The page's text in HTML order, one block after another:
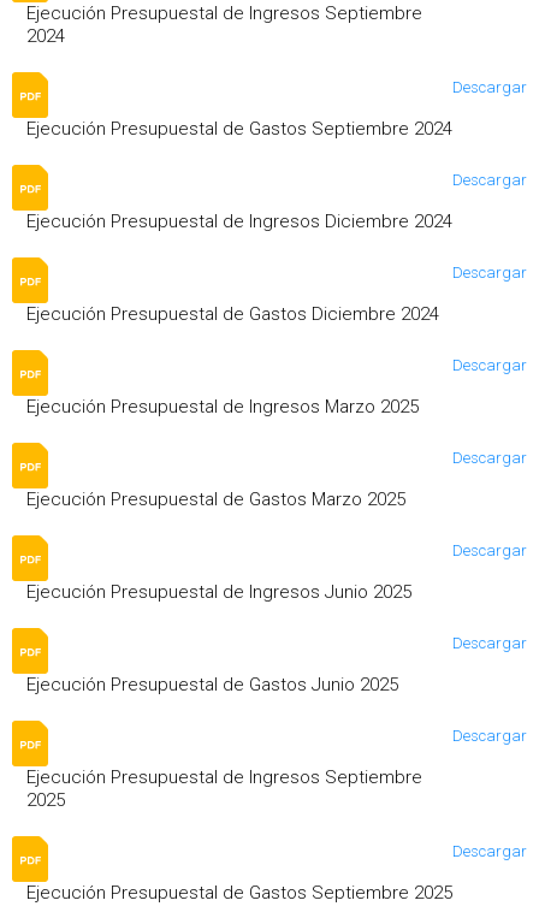
Ejecución Presupuestal de Ingresos Septiembre
2024
Ejecución Presupuestal de Gastos Septiembre 2024
Descargar
Ejecución Presupuestal de Ingresos Diciembre 2024
Descargar
Ejecución Presupuestal de Gastos Diciembre 2024
Descargar
Ejecución Presupuestal de Ingresos Marzo 2025
Descargar
Ejecución Presupuestal de Gastos Marzo 2025
Descargar
Ejecución Presupuestal de Ingresos Junio 2025
Descargar
Ejecución Presupuestal de Gastos Junio 2025
Descargar
Ejecución Presupuestal de Ingresos Septiembre
2025
Descargar
Ejecución Presupuestal de Gastos Septiembre 2025
Descargar